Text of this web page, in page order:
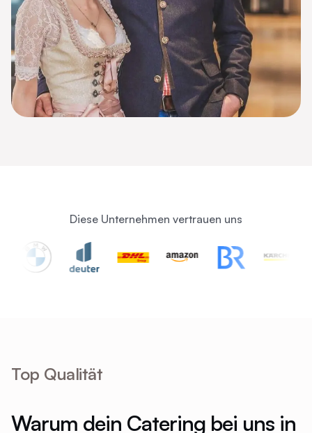
Diese Unternehmen vertrauen uns
Top Qualität
Warum dein Catering bei uns in